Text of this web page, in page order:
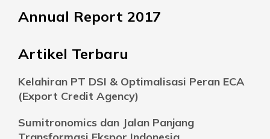
Annual Report 2017
Artikel Terbaru
Kelahiran PT DSI & Optimalisasi Peran ECA
(Export Credit Agency)
Sumitronomics dan Jalan Panjang